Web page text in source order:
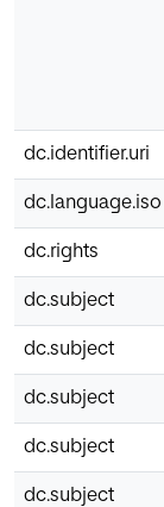
dc.identifier.uri
dc.language.iso
dc.rights
dc.subject
dc.subject
dc.subject
dc.subject
dc.subject